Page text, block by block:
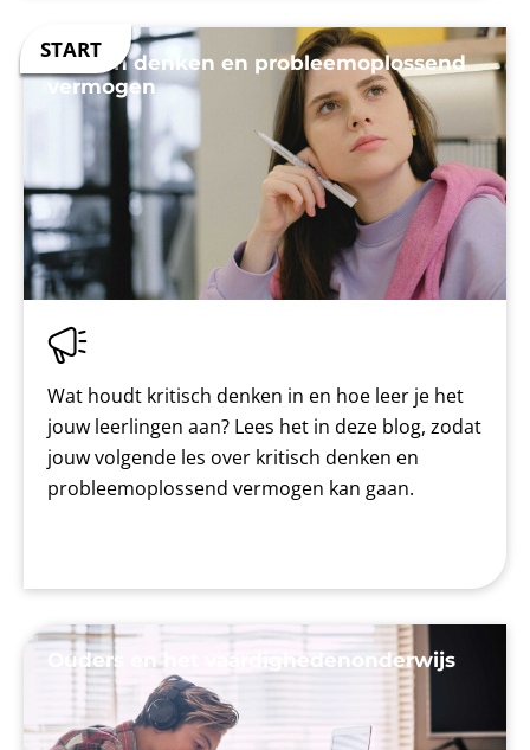
Kritisch denken en probleemoplossend
vermogen
Wat houdt kritisch denken in en hoe leer je het
jouw leerlingen aan? Lees het in deze blog, zodat
jouw volgende les over kritisch denken en
probleemoplossend vermogen kan gaan.
Ouders en het vaardighedenonderwijs